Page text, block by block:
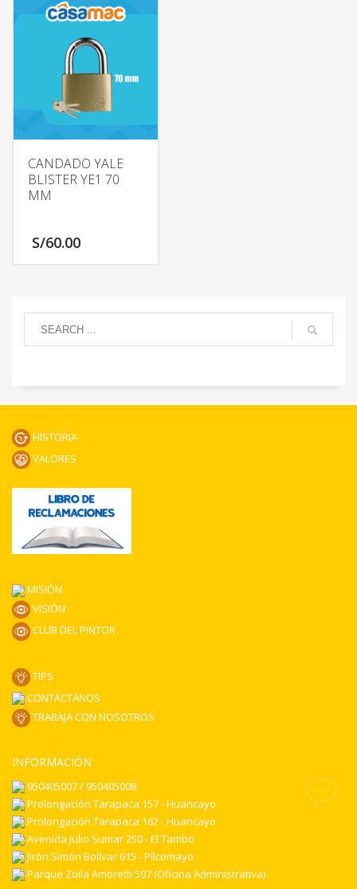
CANDADO YALE
BLISTER YE1 70
MM
S/60.00
HISTORIA
VALORES
MISIÓN
VISIÓN
CLUB DEL PINTOR
TIPS
CONTÁCTANOS
TRABAJA CON NOSOTROS
INFORMACIÓN
950405007 / 950405008
Prolongación Tarapaca 157 - Huancayo
Prolongación Tarapaca 162 - Huancayo
Avenida Julio Sumar 250 - El Tambo
Jirón Simón Bolívar 615 - Pilcomayo
Parque Zoila Amoretti 507 (Oficina Administrativa)